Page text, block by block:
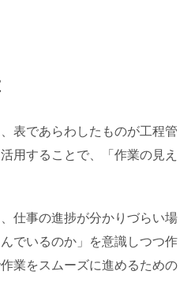
表であらわしたものが工程管
用することで、「作業の見え
仕事の進捗が分かりづらい場
でいるのか」を意識しつつ作
業をスムーズに進めるための